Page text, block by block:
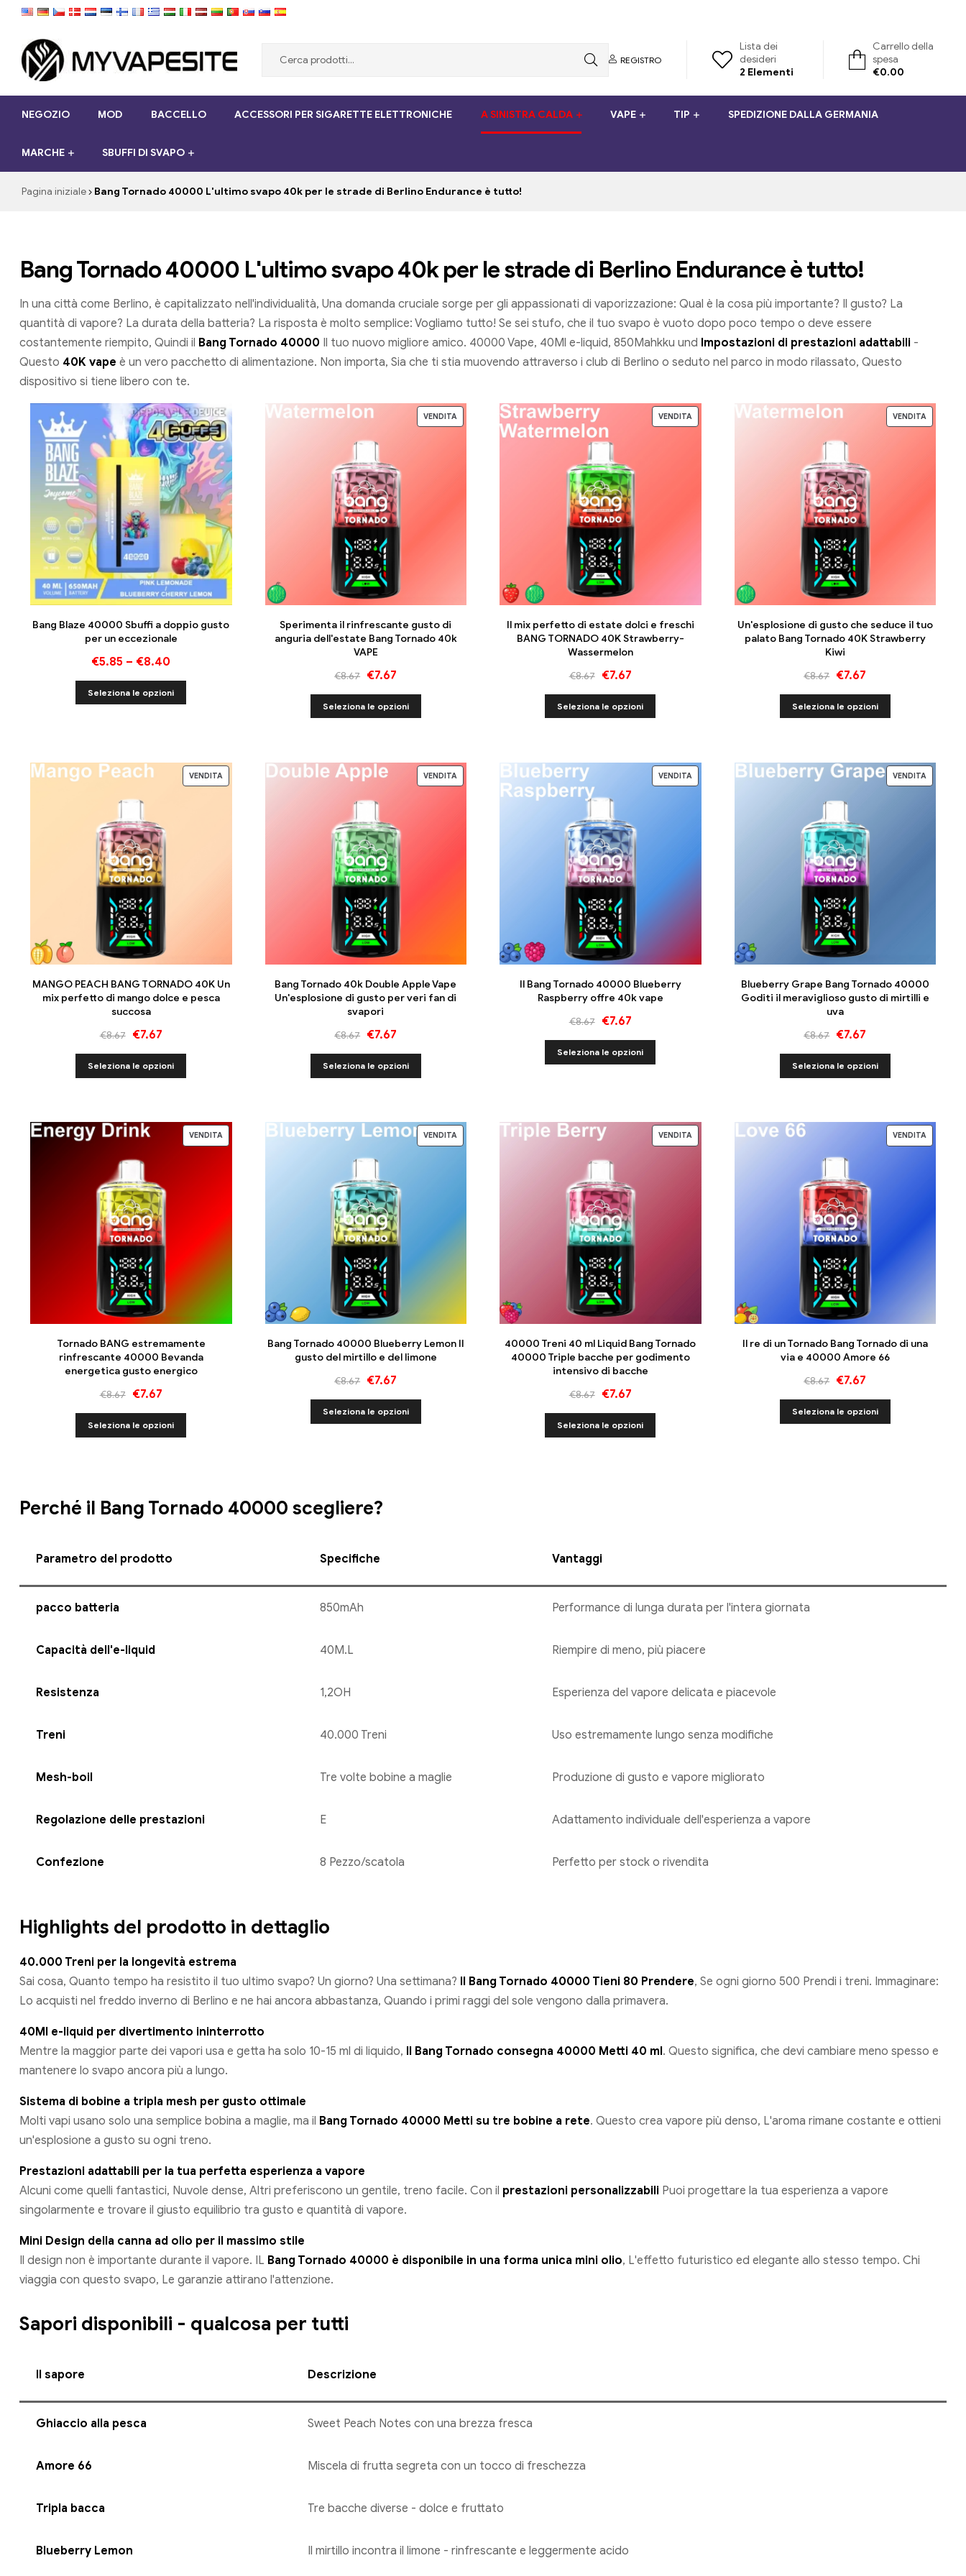
Myvapesite.de
sigarette
elettroniche
a
myvapesite.de
REGISTRO
Lista dei
desideri
2 Elementi
Carrello della
spesa
€0.00
NEGOZIO MOD BACCELLO ACCESSORI PER SIGARETTE ELETTRONICHE A SINISTRA CALDA VAPE TIP SPEDIZIONE DALLA GERMANIA
MARCHE SBUFFI DI SVAPO
Pagina iniziale Bang Tornado 40000 L'ultimo svapo 40k per le strade di Berlino Endurance è tutto!
Bang Tornado 40000 L'ultimo svapo 40k per le strade di Berlino Endurance è tutto!
In una città come Berlino, è capitalizzato nell'individualità, Una domanda cruciale sorge per gli appassionati di vaporizzazione: Qual è la cosa più importante? Il gusto? La
quantità di vapore? La durata della batteria? La risposta è molto semplice: Vogliamo tutto! Se sei stufo, che il tuo svapo è vuoto dopo poco tempo o deve essere
costantemente riempito, Quindi il Bang Tornado 40000 Il tuo nuovo migliore amico. 40000 Vape, 40Ml e-liquid, 850Mahkku und Impostazioni di prestazioni adattabili -
Questo 40K vape è un vero pacchetto di alimentazione. Non importa, Sia che ti stia muovendo attraverso i club di Berlino o seduto nel parco in modo rilassato, Questo
dispositivo si tiene libero con te.
Bang Blaze 40000 Sbuffi a doppio gusto
per un eccezionale
€5.85 – €8.40
Seleziona le opzioni
VENDITA
Sperimenta il rinfrescante gusto di
anguria dell'estate Bang Tornado 40k
VAPE
€8.67 €7.67
Seleziona le opzioni
VENDITA
Il mix perfetto di estate dolci e freschi
BANG TORNADO 40K Strawberry-
Wassermelon
€8.67 €7.67
Seleziona le opzioni
VENDITA
Un'esplosione di gusto che seduce il tuo
palato Bang Tornado 40K Strawberry
Kiwi
€8.67 €7.67
Seleziona le opzioni
VENDITA
MANGO PEACH BANG TORNADO 40K Un
mix perfetto di mango dolce e pesca
succosa
€8.67 €7.67
Seleziona le opzioni
VENDITA
Bang Tornado 40k Double Apple Vape
Un'esplosione di gusto per veri fan di
svapori
€8.67 €7.67
Seleziona le opzioni
VENDITA
Il Bang Tornado 40000 Blueberry
Raspberry offre 40k vape
€8.67 €7.67
Seleziona le opzioni
VENDITA
Blueberry Grape Bang Tornado 40000
Goditi il ​​meraviglioso gusto di mirtilli e
uva
€8.67 €7.67
Seleziona le opzioni
VENDITA
Tornado BANG estremamente
rinfrescante 40000 Bevanda
energetica gusto energico
€8.67 €7.67
Seleziona le opzioni
VENDITA
Bang Tornado 40000 Blueberry Lemon Il
gusto del mirtillo e del limone
€8.67 €7.67
Seleziona le opzioni
VENDITA
40000 Treni 40 ml Liquid Bang Tornado
40000 Triple bacche per godimento
intensivo di bacche
€8.67 €7.67
Seleziona le opzioni
VENDITA
Il re di un Tornado Bang Tornado di una
via e 40000 Amore 66
€8.67 €7.67
Seleziona le opzioni
Perché il Bang Tornado 40000 scegliere?
Parametro del prodotto Specifiche Vantaggi
pacco batteria 850mAh Performance di lunga durata per l'intera giornata
Capacità dell'e-liquid 40M.L Riempire di meno, più piacere
Resistenza 1,2OH Esperienza del vapore delicata e piacevole
Treni 40.000 Treni Uso estremamente lungo senza modifiche
Mesh-boil Tre volte bobine a maglie Produzione di gusto e vapore migliorato
Regolazione delle prestazioni E Adattamento individuale dell'esperienza a vapore
Confezione 8 Pezzo/scatola Perfetto per stock o rivendita
Highlights del prodotto in dettaglio
40.000 Treni per la longevità estrema
Sai cosa, Quanto tempo ha resistito il tuo ultimo svapo? Un giorno? Una settimana? Il Bang Tornado 40000 Tieni 80 Prendere, Se ogni giorno 500 Prendi i treni. Immaginare:
Lo acquisti nel freddo inverno di Berlino e ne hai ancora abbastanza, Quando i primi raggi del sole vengono dalla primavera.
40Ml e-liquid per divertimento ininterrotto
Mentre la maggior parte dei vapori usa e getta ha solo 10-15 ml di liquido, Il Bang Tornado consegna 40000 Metti 40 ml. Questo significa, che devi cambiare meno spesso e
mantenere lo svapo ancora più a lungo.
Sistema di bobine a tripla mesh per gusto ottimale
Molti vapi usano solo una semplice bobina a maglie, ma il Bang Tornado 40000 Metti su tre bobine a rete. Questo crea vapore più denso, L'aroma rimane costante e ottieni
un'esplosione a gusto su ogni treno.
Prestazioni adattabili per la tua perfetta esperienza a vapore
Alcuni come quelli fantastici, Nuvole dense, Altri preferiscono un gentile, treno facile. Con il prestazioni personalizzabili Puoi progettare la tua esperienza a vapore
singolarmente e trovare il giusto equilibrio tra gusto e quantità di vapore.
Mini Design della canna ad olio per il massimo stile
Il design non è importante durante il vapore. IL Bang Tornado 40000 è disponibile in una forma unica mini olio, L'effetto futuristico ed elegante allo stesso tempo. Chi
viaggia con questo svapo, Le garanzie attirano l'attenzione.
Sapori disponibili - qualcosa per tutti
Il sapore Descrizione
Ghiaccio alla pesca Sweet Peach Notes con una brezza fresca
Amore 66 Miscela di frutta segreta con un tocco di freschezza
Tripla bacca Tre bacche diverse - dolce e fruttato
Blueberry Lemon Il mirtillo incontra il limone - rinfrescante e leggermente acido